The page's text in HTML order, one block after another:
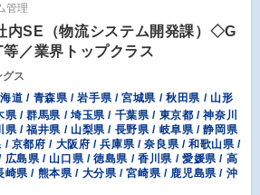
管理
内SE（物流システム開発課）◇G
／業界トップクラス
ス
道 / 青森県 / 岩手県 / 宮城県 / 秋田県 / 山形
/ 群馬県 / 埼玉県 / 千葉県 / 東京都 / 神奈川
県 / 福井県 / 山梨県 / 長野県 / 岐阜県 / 静岡県
/ 京都府 / 大阪府 / 兵庫県 / 奈良県 / 和歌山県 /
島県 / 山口県 / 徳島県 / 香川県 / 愛媛県 / 高
県 / 熊本県 / 大分県 / 宮崎県 / 鹿児島県 / 沖